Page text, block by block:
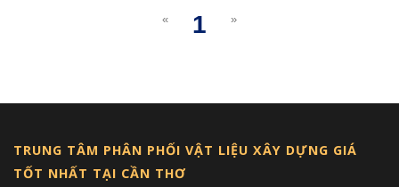
«
1
»
TRUNG TÂM PHÂN PHỐI VẬT LIỆU XÂY DỰNG GIÁ
TỐT NHẤT TẠI CẦN THƠ